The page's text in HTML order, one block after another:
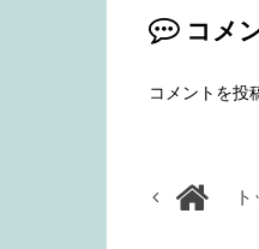
コメ
コメントを投